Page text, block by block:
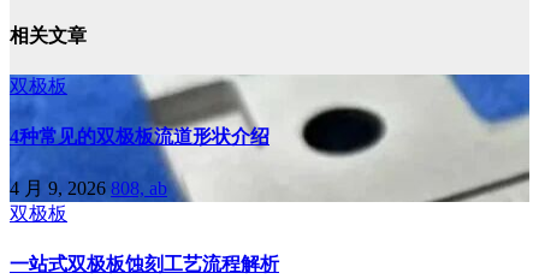
相关文章
双极板
4种常见的双极板流道形状介绍
4 月 9, 2026 808, ab
双极板
一站式双极板蚀刻工艺流程解析